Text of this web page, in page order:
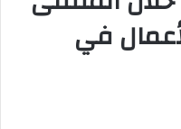
في